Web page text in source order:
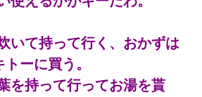
いて持って行く、おかずは
ーに買う。
を持って行ってお湯を貰